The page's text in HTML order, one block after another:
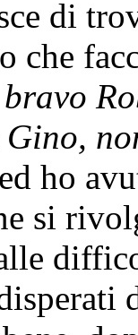
di
che
Gino,
ho
si